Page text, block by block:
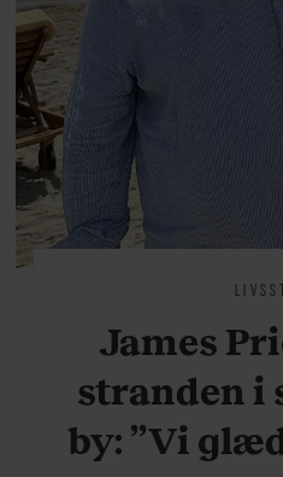
James
stranden i
by: ”Vi